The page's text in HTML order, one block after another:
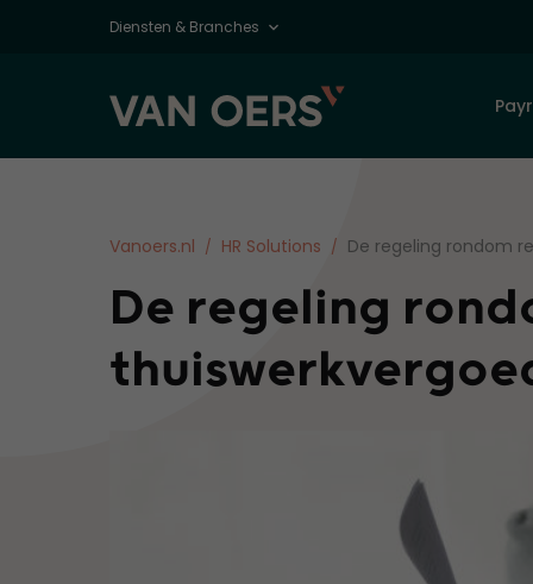
Diensten & Branches
Vanoers.nl HR Solutions De regeling rondom
De regeling